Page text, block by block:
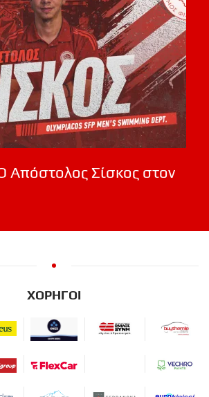
Απόστολος Σίσκος στον
ΧΟΡΗΓΟΙ